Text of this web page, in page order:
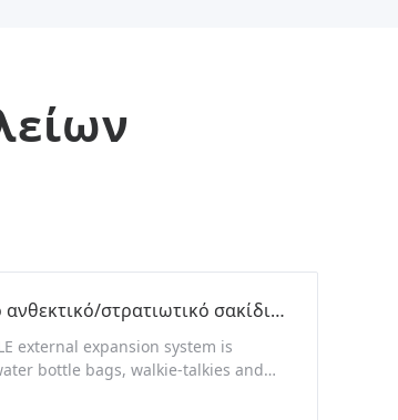
Βαρέων καθηκόντων τσάντα εργαλείων ανδρών και γυναικών Daypack με το ανθεκτικό/στρατιωτικό σακίδιο ταξιδιού δακρυ'ων
external expansion system is
bottle bags, walkie-talkies and